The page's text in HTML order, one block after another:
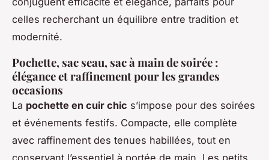
celles recherchant un équilibre entre tradition et
modernité.
Pochette, sac seau, sac à main de soirée :
élégance et raffinement pour les grandes
occasions
La pochette en cuir chic s’impose pour des soirées
et événements festifs. Compacte, elle complète
avec raffinement des tenues habillées, tout en
conservant l’essentiel à portée de main. Les petits